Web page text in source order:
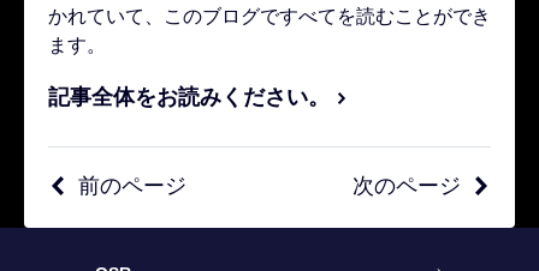
かれていて、このブログですべてを読むことができ
ます。
記事全体をお読みください。
次のページ
前のページ